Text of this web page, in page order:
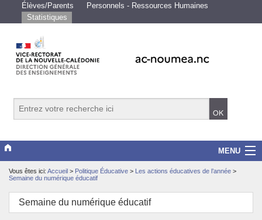
Élèves/Parents
Personnels - Ressources Humaines
Statistiques
MENU
Vice-rectorat
Scolarité/études
Vous êtes ici: Accueil > Politique Éducative > Les actions éducatives de l’année >
Semaine du numérique éducatif
Semaine du numérique éducatif